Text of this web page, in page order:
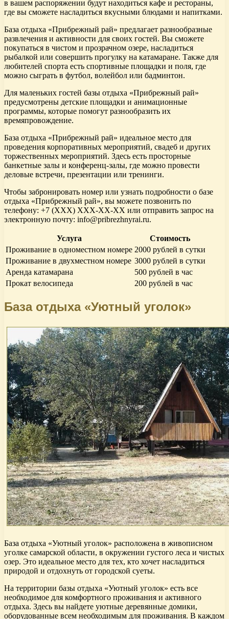
в вашем распоряжении будут находиться кафе и рестораны,
где вы сможете насладиться вкусными блюдами и напитками.
База отдыха «Прибрежный рай» предлагает разнообразные
развлечения и активности для своих гостей. Вы сможете
покупаться в чистом и прозрачном озере, насладиться
рыбалкой или совершить прогулку на катамаране. Также для
любителей спорта есть спортивные площадки и поля, где
можно сыграть в футбол, волейбол или бадминтон.
Для маленьких гостей базы отдыха «Прибрежный рай»
предусмотрены детские площадки и анимационные
программы, которые помогут разнообразить их
времяпровождение.
База отдыха «Прибрежный рай» идеальное место для
проведения корпоративных мероприятий, свадеб и других
торжественных мероприятий. Здесь есть просторные
банкетные залы и конференц-залы, где можно провести
деловые встречи, презентации или тренинги.
Чтобы забронировать номер или узнать подробности о базе
отдыха «Прибрежный рай», вы можете позвонить по
телефону: +7 (XXX) XXX-XX-XX или отправить запрос на
электронную почту: info@pribrezhnyrai.ru.
Услуга
Стоимость
Проживание в одноместном номере 2000 рублей в сутки
Проживание в двухместном номере 3000 рублей в сутки
Аренда катамарана
500 рублей в час
Прокат велосипеда
200 рублей в час
База отдыха «Уютный уголок»
База отдыха «Уютный уголок» расположена в живописном
уголке самарской области, в окружении густого леса и чистых
озер. Это идеальное место для тех, кто хочет насладиться
природой и отдохнуть от городской суеты.
На территории базы отдыха «Уютный уголок» есть все
необходимое для комфортного проживания и активного
отдыха. Здесь вы найдете уютные деревянные домики,
оборудованные всем необходимым для проживания. В каждом